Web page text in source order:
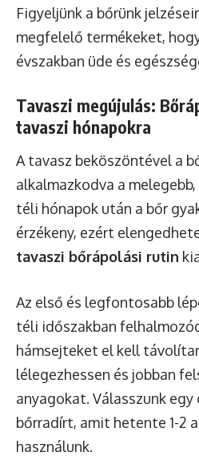
Figyeljünk a bőrünk
megfelelő termékeket,
évszakban üde és
Tavaszi megújulás:
tavaszi hónapokra
A tavasz beköszöntével a
alkalmazkodva a
téli hónapok után a bőr
érzékeny, ezért
tavaszi bőrápolási rutin
Az első és legfontosabb
téli időszakban
hámsejteket el kell
lélegezhessen és jobban
anyagokat. Válasszunk
bőrradírt, amit hetente 1-2
használunk.